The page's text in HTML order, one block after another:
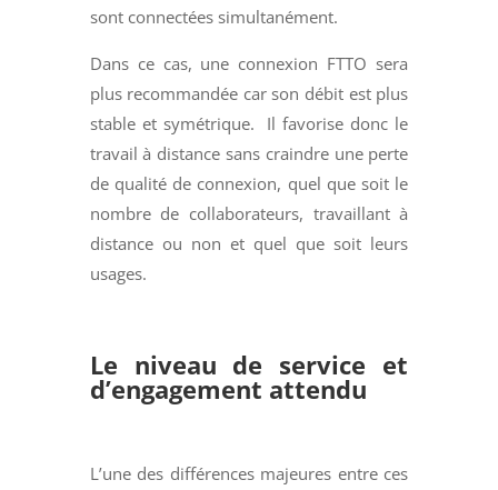
sont connectées simultanément.
Dans ce cas, une connexion FTTO sera
plus recommandée car son débit est plus
stable et symétrique. Il favorise donc le
travail à distance sans craindre une perte
de qualité de connexion, quel que soit le
nombre de collaborateurs, travaillant à
distance ou non et quel que soit leurs
usages.
Le niveau de service et
d’engagement attendu
L’une des différences majeures entre ces